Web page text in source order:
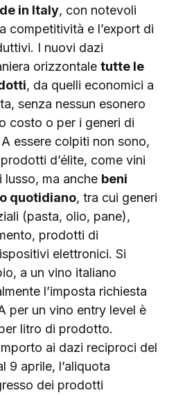
in Italy, con notevoli
competitività e l’export di
I nuovi dazi
orizzontaletutte le
, da quelli economici a
senza nessun esonero
costo o per i generi di
essere colpiti non sono,
d’élite, come vini
ma anche beni
quotidiano, tra cui generi
(pasta, olio, pane),
prodotti di
elettronici. Si
a un vino italiano
l’imposta richiesta
per un vino entry level è
litro di prodotto.
ai dazi reciproci del
9 aprile, l’aliquota
dei prodotti